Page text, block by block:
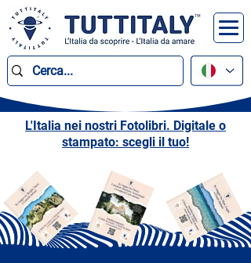
L'Italia nei nostri Fotolibri. Digitale o
stampato: scegli il tuo!